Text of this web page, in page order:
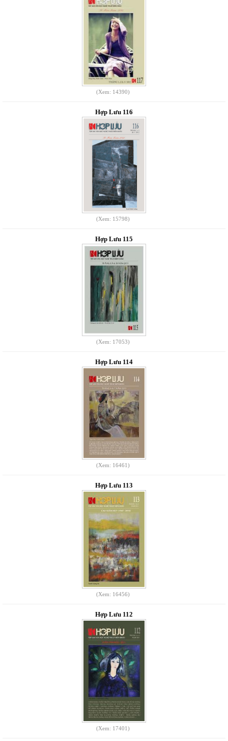
(Xem: 14390)
Hợp Lưu 116
(Xem: 15798)
Hợp Lưu 115
(Xem: 17053)
Hợp Lưu 114
(Xem: 16461)
Hợp Lưu 113
(Xem: 16456)
Hợp Lưu 112
(Xem: 17401)